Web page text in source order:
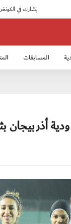
المسابقات
أذربيجان